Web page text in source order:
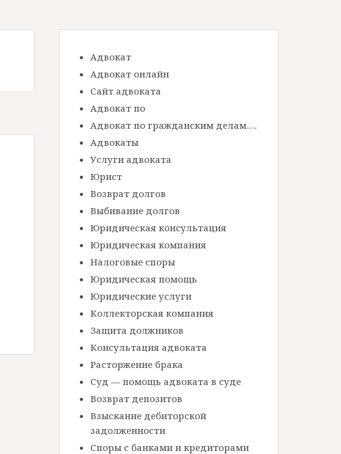
Адвокат
Адвокат онлайн
Сайт адвоката
Адвокат по
Адвокат по гражданским делам….
Адвокаты
Услуги адвоката
Юрист
Возврат долгов
Выбивание долгов
Юридическая консультация
Юридическая компания
Налоговые споры
Юридическая помощь
Юридические услуги
Коллекторская компания
Защита должников
Консультация адвоката
Расторжение брака
Суд — помощь адвоката в суде
Возврат депозитов
Взыскание дебиторской
задолженности
Споры с банками и кредиторами